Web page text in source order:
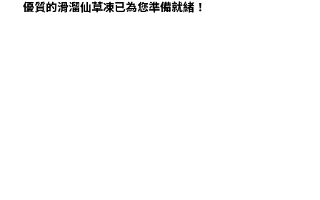
優質的滑溜仙草凍已為您準備就緒！